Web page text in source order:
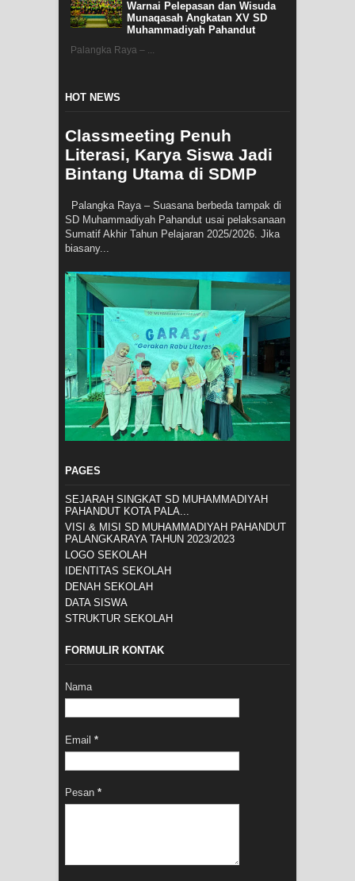
Warnai Pelepasan dan Wisuda
Munaqasah Angkatan XV SD
Muhammadiyah Pahandut
Palangka Raya – ...
HOT NEWS
Classmeeting Penuh
Literasi, Karya Siswa Jadi
Bintang Utama di SDMP
Palangka Raya – Suasana berbeda tampak di
SD Muhammadiyah Pahandut usai pelaksanaan
Sumatif Akhir Tahun Pelajaran 2025/2026. Jika
biasany...
PAGES
SEJARAH SINGKAT SD MUHAMMADIYAH
PAHANDUT KOTA PALA...
VISI & MISI SD MUHAMMADIYAH PAHANDUT
PALANGKARAYA TAHUN 2023/2023
LOGO SEKOLAH
IDENTITAS SEKOLAH
DENAH SEKOLAH
DATA SISWA
STRUKTUR SEKOLAH
FORMULIR KONTAK
Nama
Email *
Pesan *